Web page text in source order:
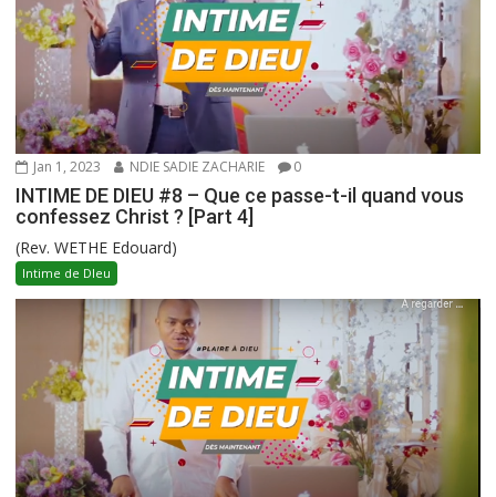
Jan 1, 2023 NDIE SADIE ZACHARIE 0
INTIME DE DIEU #8 – Que ce passe-t-il quand vous
confessez Christ ? [Part 4]
(Rev. WETHE Edouard)
Intime de DIeu